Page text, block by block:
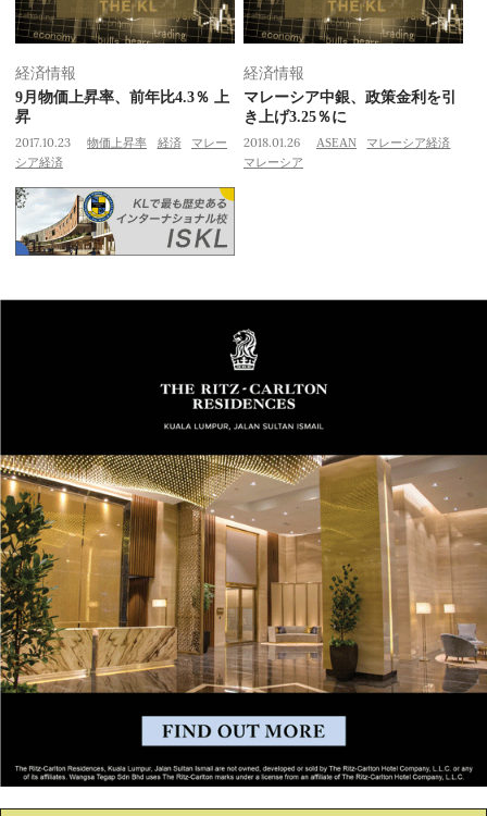
経済情報
9月物価上昇率、前年比4.3％ 上
昇
2017.10.23 物価上昇率 経済
マレー
シア経済
経済情報
マレーシア中銀、政策金利を引
き上げ3.25％に
2018.01.26 ASEAN
マレーシア経済
マレーシア